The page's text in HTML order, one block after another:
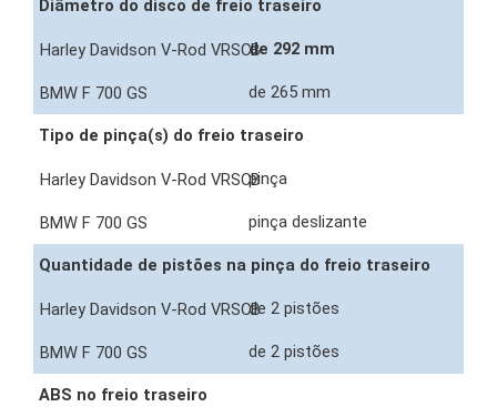
Diâmetro do disco de freio traseiro
de 292 mm
de 265 mm
Tipo de pinça(s) do freio traseiro
pinça
pinça deslizante
Quantidade de pistões na pinça do freio traseiro
de 2 pistões
de 2 pistões
ABS no freio traseiro